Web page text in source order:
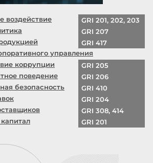
воздействие
GRI 201, 202, 203
GRI 207
GRI 417
управления
коррупции
GRI 205
поведение
GRI 206
безопасность
GRI 410
GRI 204
GRI 308, 414
GRI 201